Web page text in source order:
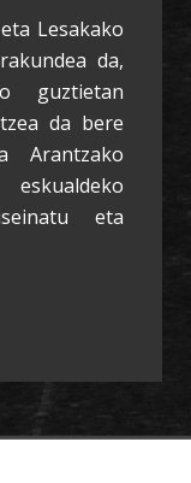
Lesakako
da,
guztietan
da bere
Arantzako
eta